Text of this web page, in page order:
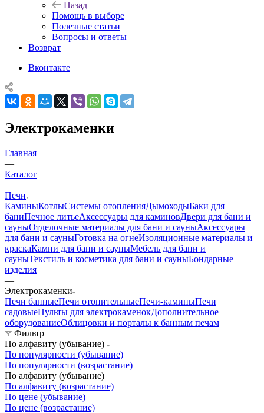
Назад
Помощь в выборе
Полезные статьи
Вопросы и ответы
Возврат
Вконтакте
Электрокаменки
Главная
—
Каталог
—
Печи
КаминыКотлыСистемы отопленияДымоходыБаки для
баниПечное литьеАксессуары для каминовДвери для бани и
сауныОтделочные материалы для бани и сауныАксессуары
для бани и сауныГотовка на огнеИзоляционные материалы и
краскаКамни для бани и сауныМебель для бани и
сауныТекстиль и косметика для бани и сауныБондарные
изделия
—
Электрокаменки
Печи банныеПечи отопительныеПечи-каминыПечи
садовыеПульты для электрокаменокДополнительное
оборудованиеОблицовки и порталы к банным печам
Фильтр
По алфавиту (убывание)
По популярности (убывание)
По популярности (возрастание)
По алфавиту (убывание)
По алфавиту (возрастание)
По цене (убывание)
По цене (возрастание)